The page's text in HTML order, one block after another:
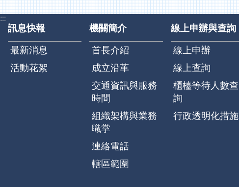
:::
訊息快報
最新消息
活動花絮
機關簡介
首長介紹
成立沿革
交通資訊與服務
時間
組織架構與業務
職掌
連絡電話
轄區範圍
線上申辦與查詢
線上申辦
線上查詢
櫃檯等待人數查
詢
行政透明化措施